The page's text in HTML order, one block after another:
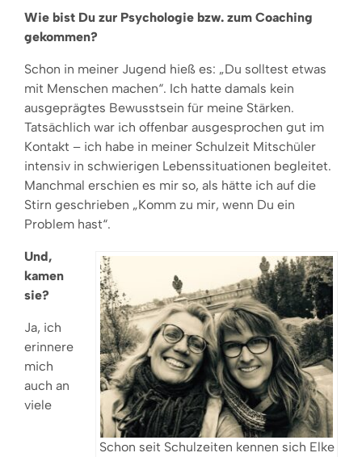
Wie bist Du zur Psychologie bzw. zum Coaching
gekommen?
Schon in meiner Jugend hieß es: „Du solltest etwas
mit Menschen machen“. Ich hatte damals kein
ausgeprägtes Bewusstsein für meine Stärken.
Tatsächlich war ich offenbar ausgesprochen gut im
Kontakt – ich habe in meiner Schulzeit Mitschüler
intensiv in schwierigen Lebenssituationen begleitet.
Manchmal erschien es mir so, als hätte ich auf die
Stirn geschrieben „Komm zu mir, wenn Du ein
Problem hast“.
Schon seit Schulzeiten kennen sich Elke
Und,
kamen
sie?
Ja, ich
erinnere
mich
auch an
viele